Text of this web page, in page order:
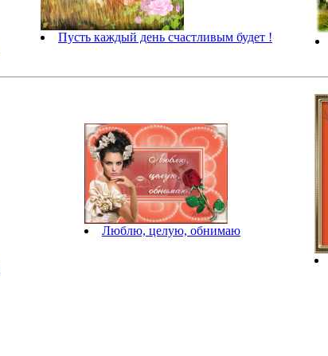
Пусть каждый день счастливым будет !
Люблю, целую, обнимаю